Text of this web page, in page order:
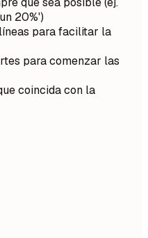
20%')
para facilitar la
para comenzar las
coincida con la